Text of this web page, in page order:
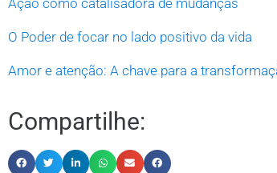
O Poder de focar no lado positivo da vida
Amor e atenção: A chave para a
Compartilhe: